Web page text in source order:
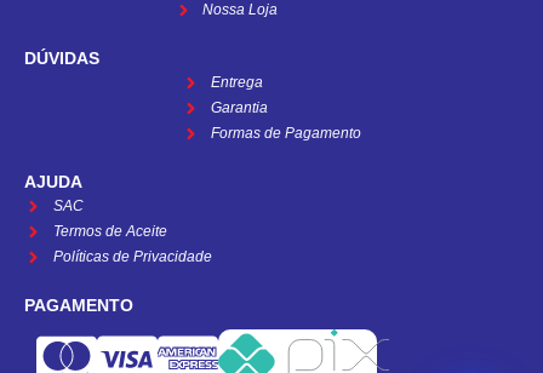
Nossa Loja
DÚVIDAS
Entrega
Garantia
Formas de Pagamento
AJUDA
SAC
Termos de Aceite
Políticas de Privacidade
PAGAMENTO